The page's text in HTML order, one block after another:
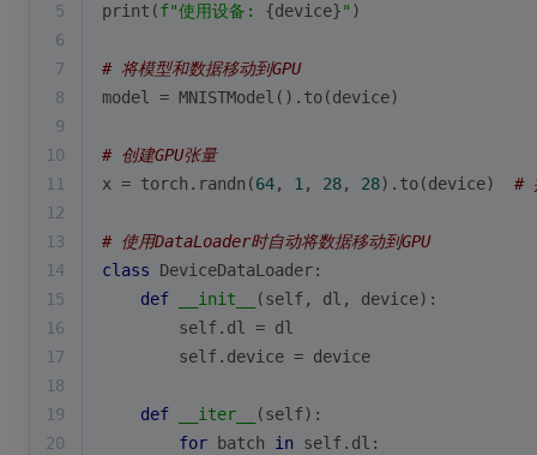
5
print (f"使用设备: {device}" )
6
7
# 将模型和数据移动到GPU
8
model = MNISTModel().to(device)
9
10
# 创建GPU张量
11
x = torch.randn(64, 1 , 28, 28).to(device) #
12
13
# 使用DataLoader时自动将数据移动到GPU
14
class DeviceDataLoader:
15
def __init__ (self, dl, device):
16
        self.dl = dl
17
        self.device = device
18
19
def __iter__ (self):
20
for batch in self.dl: